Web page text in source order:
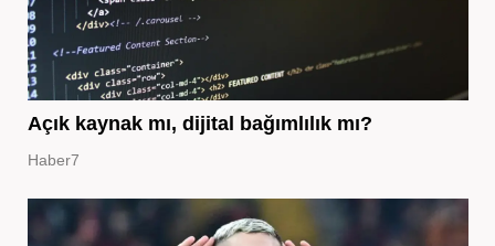
Açık kaynak mı, dijital bağımlılık mı?
Haber7